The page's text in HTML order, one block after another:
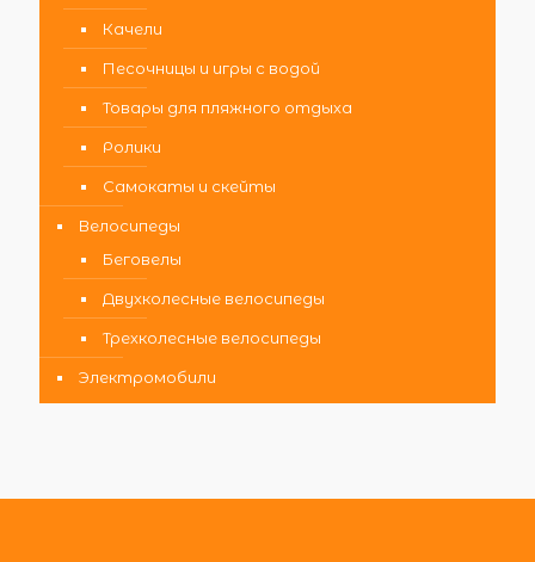
Качели
Песочницы и игры с водой
Товары для пляжного отдыха
Ролики
Самокаты и скейты
Велосипеды
Беговелы
Двухколесные велосипеды
Трехколесные велосипеды
Электромобили